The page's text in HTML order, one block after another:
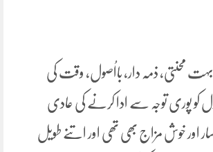
محنتی، ذمہ دار، بااُصول، وقت کی
رول کو پوری توجہ سے ادا کرنے کی عادی
اور خوش مزاج بھی تھی اور اتنے طویل